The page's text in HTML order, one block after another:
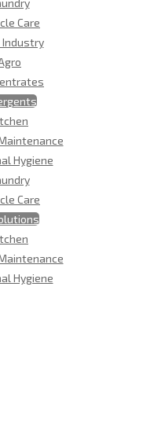
Care
Industry
Hygiene
Care
Hygiene